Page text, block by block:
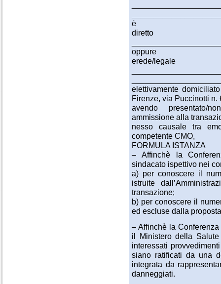
è
diretto
oppure
erede/
elettivamente
Firenze, via Puccinotti n.
avendo presentato/
ammissione alla
nesso causale tra
competente CMO,
FORMULA ISTANZA
– Affinchè la
sindacato ispettivo nei
a) per conoscere il
istruite
transazione;
b) per conoscere il
ed escluse dalla
– Affinchè la
il Ministero della
interessati
siano ratificati da una
integrata da
danneggiati.